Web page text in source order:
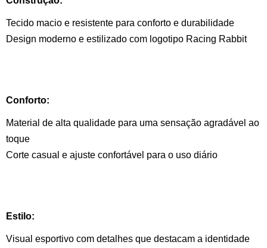
Tecido macio e resistente para conforto e durabilidade
Design moderno e estilizado com logotipo Racing Rabbit
Conforto:
Material de alta qualidade para uma sensação agradável ao
toque
Corte casual e ajuste confortável para o uso diário
Estilo:
Visual esportivo com detalhes que destacam a identidade